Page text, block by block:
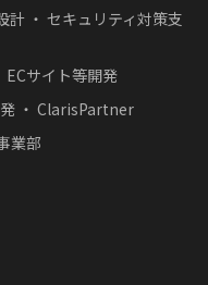
計 ・ セキュリティ対策支
ECサイト等開発
・ ClarisPartner
業部